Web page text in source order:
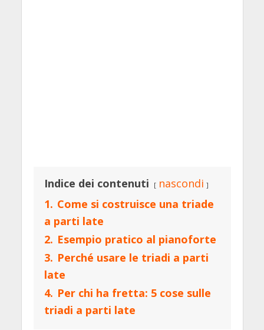
Indice dei contenuti
nascondi
1. Come si costruisce una triade
a parti late
2. Esempio pratico al pianoforte
3. Perché usare le triadi a parti
late
4. Per chi ha fretta: 5 cose sulle
triadi a parti late